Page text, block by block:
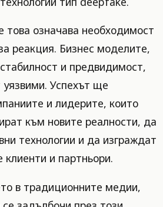
това означава необходимост
реакция. Бизнес моделите,
и предвидимост,
Успехът ще
и лидерите, които
към новите реалности, да
технологии и да изграждат
клиенти и партньори.
в традиционните медии,